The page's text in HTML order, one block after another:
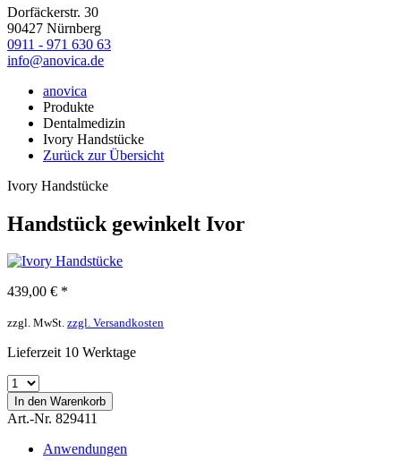
Dorfäckerstr. 30
90427 Nürnberg
0911 - 971 630 63
info@anovica.de
anovica
Produkte
Dentalmedizin
Ivory Handstücke
Zurück zur Übersicht
Ivory Handstücke
Handstück gewinkelt Ivor
439,00 € *
zzgl. MwSt. zzgl. Versandkosten
Lieferzeit 10 Werktage
In den Warenkorb
Art.-Nr. 829411
Anwendungen